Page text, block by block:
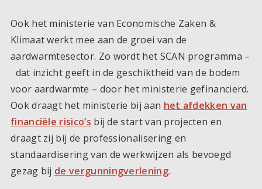
Ook het ministerie van Economische Zaken &
Klimaat werkt mee aan de groei van de
aardwarmtesector. Zo wordt het SCAN programma –
dat inzicht geeft in de geschiktheid van de bodem
voor aardwarmte – door het ministerie gefinancierd.
Ook draagt het ministerie bij aan het afdekken van
financiële risico’s bij de start van projecten en
draagt zij bij de professionalisering en
standaardisering van de werkwijzen als bevoegd
gezag bij de vergunningverlening.